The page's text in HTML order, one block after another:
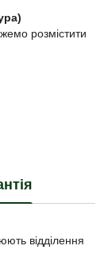
розмістити
відділення